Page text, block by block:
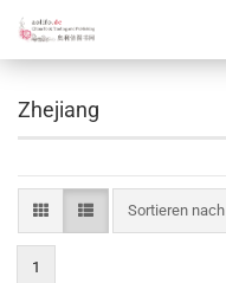
Zhejiang
Sortieren nach
Sortieren nach
1